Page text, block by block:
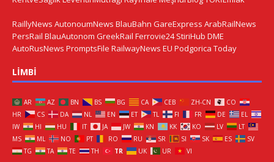
RaillyNews AutonoumNews BlauBahn GareExpress ArabRailNews
PersRail BlauAutonom GreekRail Ferrovie24 StiriHub DME
AutoRusNews PromptsFile RailwayNews EU Podgorica Today
LIMBI
AR AZ BN BS BG CA CEB ZH-CN
CO
HR
CS DA NL EN ET TL FI FR DE
EL
IW
HI HU IT JA JW KN KK KO LV
LT
MS
ML NO PT RO RU SR SI SK ES
SV
TG
TA TE TH TR UK UR VI